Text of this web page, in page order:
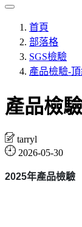
首頁
部落格
SGS檢驗
產品檢驗-
產品檢
tarryl
2026-05-30
2025年產品檢驗